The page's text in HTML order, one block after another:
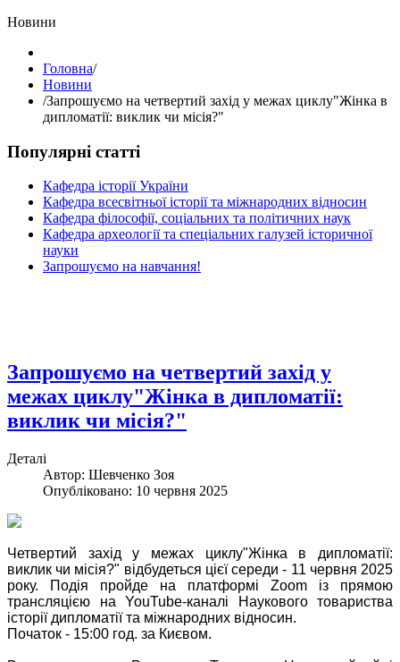
Hовини
Головна/
Hовини
/Запрошуємо на четвертий захід у межах циклу"Жінка в
дипломатії: виклик чи місія?"
Популярні статті
Кафедра історії України
Кафедра всесвітньої історії та міжнародних відносин
Кафедра філософії, соціальних та політичних наук
Кафедра археології та спеціальних галузей історичної
науки
Запрошуємо на навчання!
Запрошуємо на четвертий захід у
межах циклу"Жінка в дипломатії:
виклик чи місія?"
Деталі
Автор: Шевченко Зоя
Опубліковано: 10 червня 2025
Четвертий захід у межах циклу"Жінка в дипломатії:
виклик чи місія?" відбудеться цієї середи - 11 червня 2025
року. Подія пройде на платформі Zoom із прямою
трансляцією на YouTube-каналі Наукового товариства
історії дипломатії та міжнародних відносин.
Початок - 15:00 год. за Києвом.